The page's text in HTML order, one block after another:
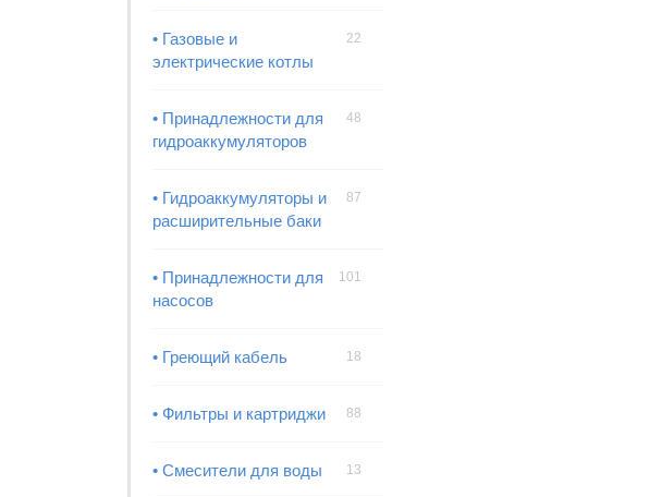
• Газовые и
электрические котлы
22
• Принадлежности для
гидроаккумуляторов
48
• Гидроаккумуляторы и
расширительные баки
87
• Принадлежности для
насосов
101
• Греющий кабель 18
• Фильтры и картриджи 88
• Смесители для воды 13